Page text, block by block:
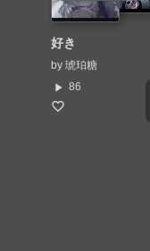
好き
by 琥珀糖
play_arrow 86